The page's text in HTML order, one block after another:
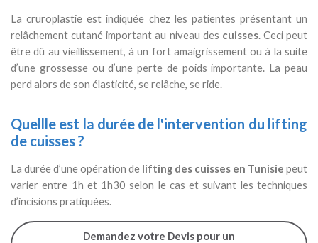
La cruroplastie est indiquée chez les patientes présentant un
relâchement cutané important au niveau des cuisses. Ceci peut
être dû au vieillissement, à un fort amaigrissement ou à la suite
d’une grossesse ou d’une perte de poids importante. La peau
perd alors de son élasticité, se relâche, se ride.
Quellle est la durée de l'intervention du lifting
de cuisses ?
La durée d’une opération de lifting des cuisses en Tunisie peut
varier entre 1h et 1h30 selon le cas et suivant les techniques
d’incisions pratiquées.
Demandez votre Devis pour un